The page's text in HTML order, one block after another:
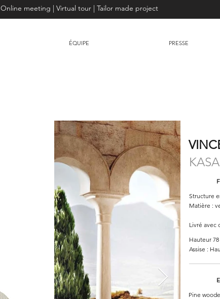
Online meeting | Virtual tour | Tailor made project
ÉQUIPE PRESSE
Structure
Matière :
Livré avec
Hauteur
Assise :
Pine